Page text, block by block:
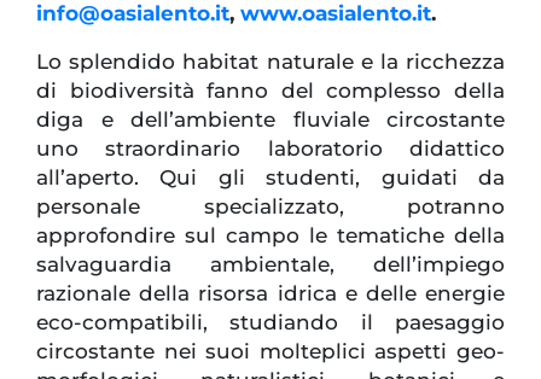
info@oasialento.it, www.oasialento.it.
Lo splendido habitat naturale e la ricchezza
di biodiversità fanno del complesso della
diga e dell’ambiente fluviale circostante
uno straordinario laboratorio didattico
all’aperto. Qui gli studenti, guidati da
personale specializzato, potranno
approfondire sul campo le tematiche della
salvaguardia ambientale, dell’impiego
razionale della risorsa idrica e delle energie
eco-compatibili, studiando il paesaggio
circostante nei suoi molteplici aspetti geo-